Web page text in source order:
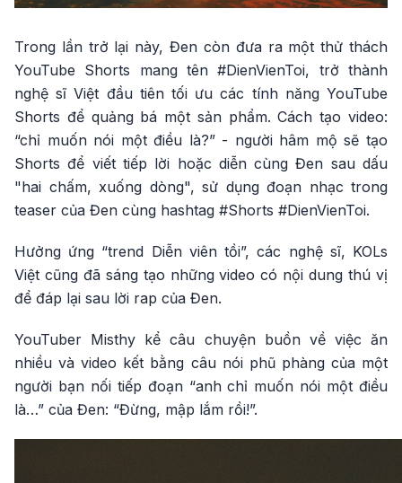
Trong lần trở lại này, Đen còn đưa ra một thử thách
YouTube Shorts mang tên #DienVienToi, trở thành
nghệ sĩ Việt đầu tiên tối ưu các tính năng YouTube
Shorts để quảng bá một sản phẩm. Cách tạo video:
“chỉ muốn nói một điều là?” - người hâm mộ sẽ tạo
Shorts để viết tiếp lời hoặc diễn cùng Đen sau dấu
"hai chấm, xuống dòng", sử dụng đoạn nhạc trong
teaser của Đen cùng hashtag #Shorts #DienVienToi.
Hưởng ứng “trend Diễn viên tồi”, các nghệ sĩ, KOLs
Việt cũng đã sáng tạo những video có nội dung thú vị
để đáp lại sau lời rap của Đen.
YouTuber Misthy kể câu chuyện buồn về việc ăn
nhiều và video kết bằng câu nói phũ phàng của một
người bạn nối tiếp đoạn “anh chỉ muốn nói một điều
là…” của Đen: “Đừng, mập lắm rồi!”.